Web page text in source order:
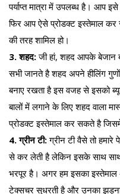
पर्याप्त मात्रा में उपलब्ध है। आप
फिर आप ऐसे प्रोडक्ट इस्तेमाल कर
की तरह शामिल हो।
3. शहद:जी हां, शहद आपके बेजान
सभी जानते है शहद अपने हीलिंग
बनाए रखता है इस वजह से इसको
बालों में लगाने के लिए शहद वाला
प्रोडक्ट इस्तेमाल कर सकते है
4. ग्रीन टी:ग्रीन टी वैसे तो हमारे
से कर लेती है लेकिन इसके साथ
भरपूर है। अगर हम इसका
टेक्सचर सुधरती है और उनका